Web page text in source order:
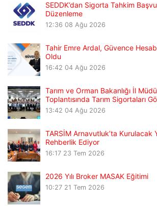
SEDDK’dan Sigorta Tahkim
Düzenleme
12:36 08 Ağu 2026
Tahir Emre Ardal, Güvence
Oldu
16:42 04 Ağu 2026
Tarım ve Orman Bakanlığı İl
Toplantısında Tarım Sigortaları
13:42 04 Ağu 2026
TARSİM Arnavutluk’ta Kurulacak
Rehberlik Ediyor
16:17 23 Tem 2026
2026 Yılı Broker MASAK Eğitimi
10:27 21 Tem 2026